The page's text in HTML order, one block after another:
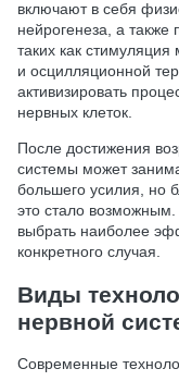
включают в себя
нейрогенеза, а
таких как
и осцилляционной
активизировать
нервных клеток.
После достижения
системы может
большего усилия, но
это стало
выбрать наиболее
конкретного случая.
Виды
нервной
Современные